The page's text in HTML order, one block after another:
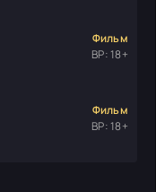
Фильм
ВР: 18+
Фильм
ВР: 18+